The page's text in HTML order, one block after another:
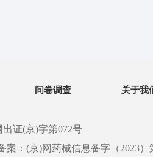
问卷调查 关于我
证(京)字第072号
：(京)网药械信息备字（2023）